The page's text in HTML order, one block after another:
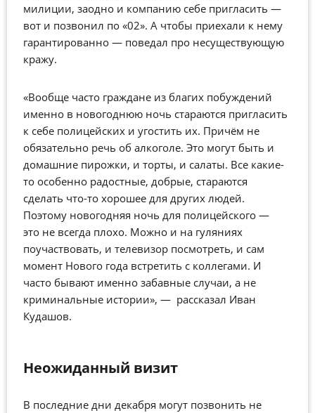
милиции, заодно и компанию себе пригласить —
вот и позвонил по «02». А чтобы приехали к нему
гарантированно — поведал про несуществующую
кражу.
«Вообще часто граждане из благих побуждений
именно в новогоднюю ночь стараются пригласить
к себе полицейских и угостить их. Причём не
обязательно речь об алкоголе. Это могут быть и
домашние пирожки, и торты, и салаты. Все какие-
то особенно радостные, добрые, стараются
сделать что-то хорошее для других людей.
Поэтому новогодняя ночь для полицейского —
это не всегда плохо. Можно и на гуляниях
поучаствовать, и телевизор посмотреть, и сам
момент Нового года встретить с коллегами. И
часто бывают именно забавные случаи, а не
криминальные истории», — рассказал Иван
Кудашов.
Неожиданный визит
В последние дни декабря могут позвонить не